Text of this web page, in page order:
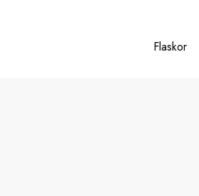
Flaskor